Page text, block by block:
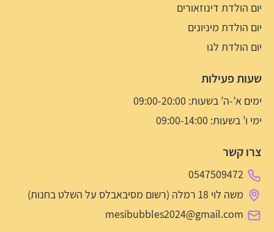
יום הולדת דינוזאורים
יום הולדת מיניונים
יום הולדת לגו
שעות פעילות
ימים א’-ה’ בשעות: 09:00-20:00
ימי ו’ בשעות: 09:00-14:00
צרו קשר
0547509472
משה לוי 18 רמלה (רשום מסיבאבלס על השלט בחנות)
mesibubbles2024@gmail.com